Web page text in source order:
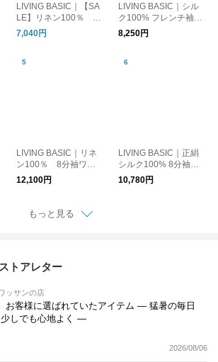
LIVING BASIC｜【SA
LE】リネン100％ ポ
ケットTブラウス トッ
プス ギフト お出かけ
7,040円
LIVING BASIC｜シル
ク100% フレンチ袖ニ
ット Tシャツ トップス
日本製
8,250円
LIVING BASIC｜リネ
ン100％ 8分袖ワイ
ドブラウス トップス
ギフト 春夏 綿100%
12,100円
LIVING BASIC｜正絹
シルク100% 8分袖イ
ンナー ルームウェア
10,780円
もっと見る
トアレター
ッサンの店
お客様に選ばれていたアイテム — 猛暑の毎日
少しでも心地よく —
2026/08/06